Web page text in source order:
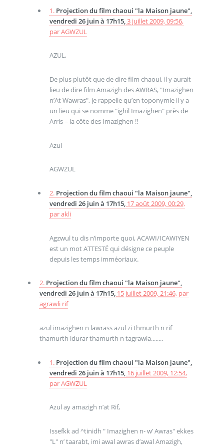
1. Projection du film chaoui "la Maison jaune",
vendredi 26 juin à 17h15,3 juillet 2009, 09:56,
parAGWZUL
AZUL,
De plus plutôt que de dire film chaoui, il y aurait
lieu de dire film Amazigh des AWRAS, "Imazighen
n’At Wawras", je rappelle qu’en toponymie il y a
un lieu qui se nomme "ighil Imazighen" près de
Arris = la côte des Imazighen !!
Azul
AGWZUL
2. Projection du film chaoui "la Maison jaune",
vendredi 26 juin à 17h15, 17 août 2009, 00:29,
parakli
Agzwul tu dis n’importe quoi, ACAWI/ICAWIYEN
est un mot ATTESTÉ qui désigne ce peuple
depuis les temps imméoriaux.
2. Projection du film chaoui "la Maison jaune",
vendredi 26 juin à 17h15, 15 juillet 2009, 21:46, par
agrawli rif
azul imazighen n lawrass azul zi thmurth n rif
thamurth idurar thamurth n tagrawla........
1. Projection du film chaoui "la Maison jaune",
vendredi 26 juin à 17h15, 16 juillet 2009, 12:54,
parAGWZUL
Azul ay amazigh n’at Rif,
Issefkk ad ^tinidh " Imazighen n- w’ Awras" ekkes
"L" n’ taarabt, imi awal awras d’awal Amazigh,